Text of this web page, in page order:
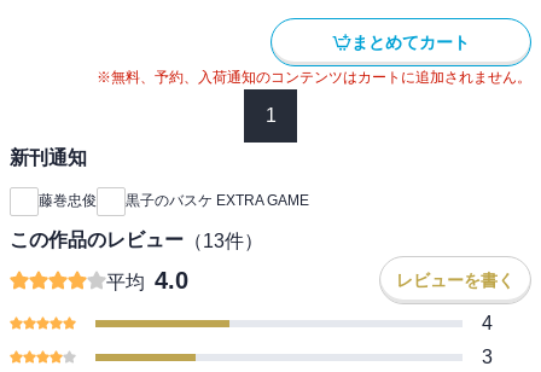
まとめてカート
※無料、予約、入荷通知のコンテンツはカートに追加されません。
1
新刊通知
藤巻忠俊 黒子のバスケ EXTRA GAME
この作品のレビュー （13件）
平均 4.0 レビューを書く
4
3